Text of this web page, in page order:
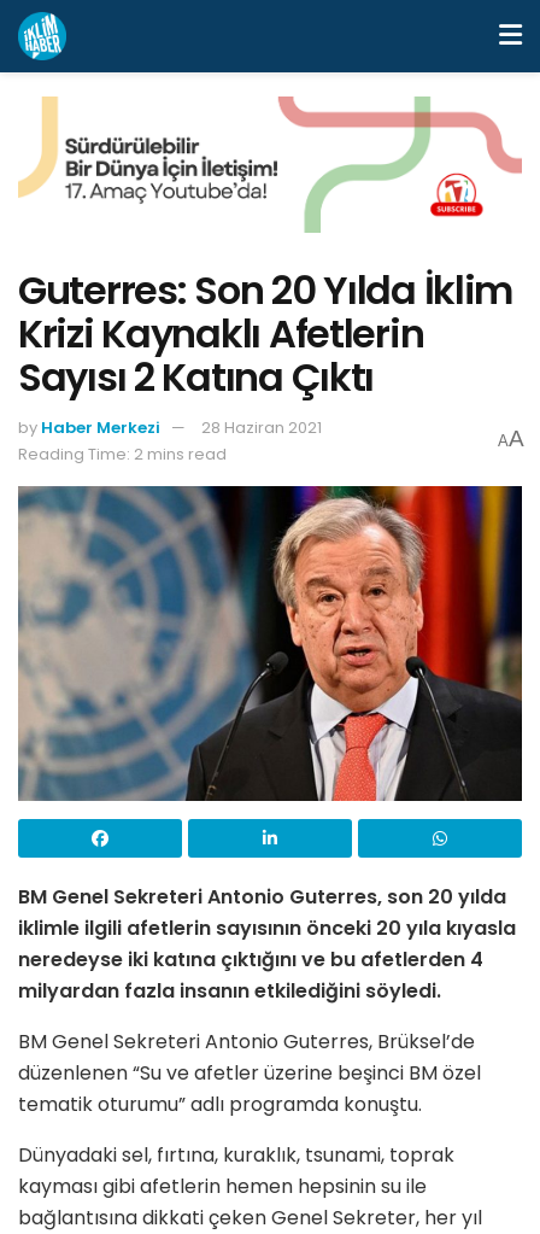
Guterres: Son 20 Yılda İklim
Krizi Kaynaklı Afetlerin
Sayısı 2 Katına Çıktı
by Haber Merkezi
28 Haziran 2021
Reading Time: 2 mins read
AA
BM Genel Sekreteri Antonio Guterres, son 20 yılda
iklimle ilgili afetlerin sayısının önceki 20 yıla kıyasla
neredeyse iki katına çıktığını ve bu afetlerden 4
milyardan fazla insanın etkilediğini söyledi.
BM Genel Sekreteri Antonio Guterres, Brüksel’de
düzenlenen “Su ve afetler üzerine beşinci BM özel
tematik oturumu” adlı programda konuştu.
Dünyadaki sel, fırtına, kuraklık, tsunami, toprak
kayması gibi afetlerin hemen hepsinin su ile
bağlantısına dikkati çeken Genel Sekreter, her yıl